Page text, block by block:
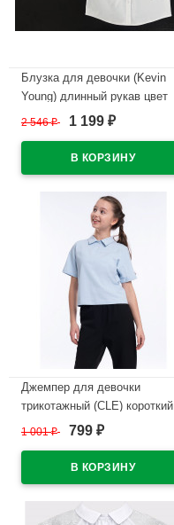
Блузка для девочки (Kevin
Young) длинный рукав цвет
белый арт.R95247 размерный
2 546₽ 1 199 ₽
Джемпер для девочки
трикотажный (CLE) короткий
рукав цвет светло-голубой
34/134-42/158
1 001₽ 799 ₽